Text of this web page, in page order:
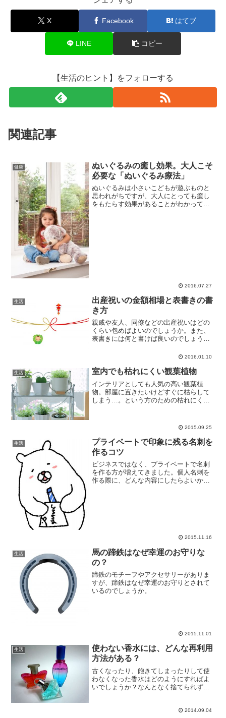
X Facebook はてブ
LINE コピー
【生活のヒント】をフォローする
関連記事
健康
ぬいぐるみの癒し効果。大人こそ
必要な「ぬいぐるみ療法」
ぬいぐるみは小さいこどもが遊ぶものと
思われがちですが、大人にとっても癒し
をもたらす効果があることがわかってき
2016.07.27
生活
出産祝いの金額相場と表書きの書
き方
親戚や友人、同僚などの出産祝いはどの
くらい包めばよいのでしょうか。また、
表書きには何と書けば良いのでしょう
2016.01.10
生活 室内でも枯れにくい観葉植物
インテリアとしても人気の高い観葉植
物。部屋に置きたいけどすぐに枯らして
しまう…。という方のための枯れにくい
2015.09.25
生活
プライベートで印象に残る名刺を
作るコツ
ビジネスではなく、プライベートで名刺
を作る方が増えてきました。個人名刺を
作る際に、どんな内容にしたらよいか迷
2015.11.16
生活
馬の蹄鉄はなぜ幸運のお守りな
の？
蹄鉄のモチーフやアクセサリーがありま
すが、蹄鉄はなぜ幸運のお守りとされて
いるのでしょうか。
2015.11.01
生活
使わない香水には、どんな再利用
方法がある？
古くなったり、飽きてしまったりして使
わなくなった香水はどのようにすればよ
いでしょうか？なんとなく捨てられずに
2014.09.04